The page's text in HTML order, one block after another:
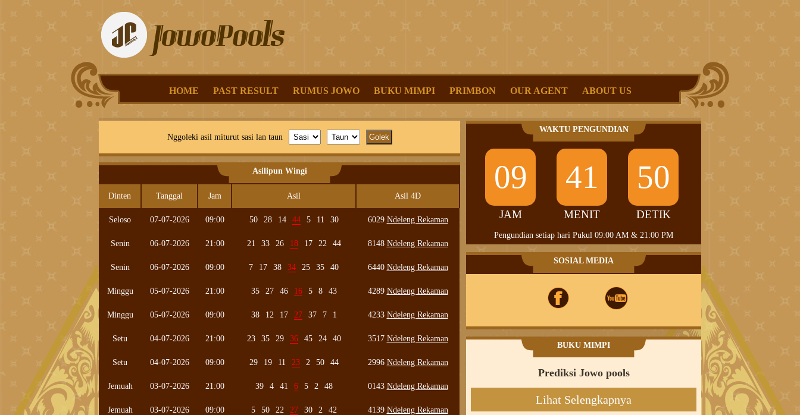
HOME PAST RESULT RUMUS JOWO BUKU MIMPI PRIMBON OUR AGENT ABOUT US
Nggoleki asil miturut sasi lan taun
Asilipun Wingi
Dinten Tanggal Jam Asil Asil 4D
Seloso 07-07-2026 09:00 50 28 14 44 5 11 30 6029 Ndeleng Rekaman
Senin 06-07-2026 21:00 21 33 26 18 17 22 44 8148 Ndeleng Rekaman
Senin 06-07-2026 09:00 7 17 38 34 25 35 40 6440 Ndeleng Rekaman
Minggu 05-07-2026 21:00 35 27 46 16 5 8 43 4289 Ndeleng Rekaman
Minggu 05-07-2026 09:00 38 12 17 27 37 7 1 4233 Ndeleng Rekaman
Setu 04-07-2026 21:00 23 35 29 36 45 24 40 3517 Ndeleng Rekaman
Setu 04-07-2026 09:00 29 19 11 23 2 50 44 2996 Ndeleng Rekaman
Jemuah 03-07-2026 21:00 39 4 41 6 5 2 48 0143 Ndeleng Rekaman
Jemuah 03-07-2026 09:00 5 50 22 27 30 2 42 4139 Ndeleng Rekaman
WAKTU PENGUNDIAN
09
JAM
41
MENIT
50
DETIK
Pengundian setiap hari Pukul 09:00 AM & 21:00 PM
SOSIAL MEDIA
BUKU MIMPI
Prediksi Jowo pools
Lihat Selengkapnya